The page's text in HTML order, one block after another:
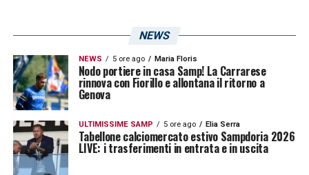
NEWS
NEWS 5 ore ago Maria Floris
Nodo portiere in casa Samp! La Carrarese
rinnova con Fiorillo e allontana il ritorno a
Genova
ULTIMISSIME SAMP 5 ore ago Elia Serra
Tabellone calciomercato estivo Sampdoria 2026
LIVE: i trasferimenti in entrata e in uscita